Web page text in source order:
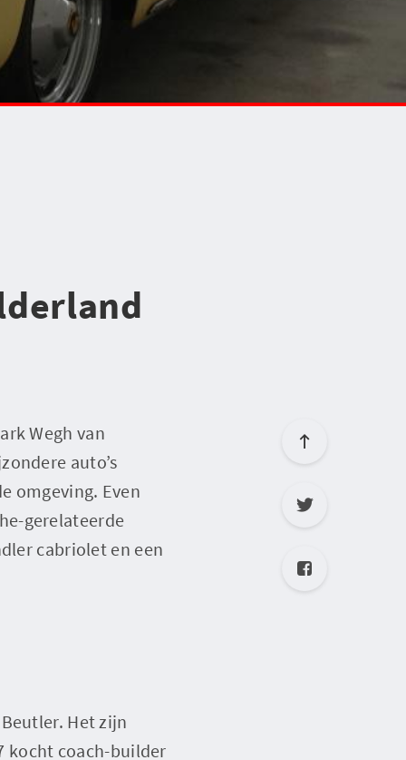
Wegh van
auto’s
omgeving. Even
gerelateerde
cabriolet en een
Het zijn
kocht coach-builder